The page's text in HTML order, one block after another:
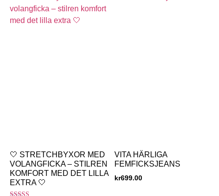
🤍 STRETCHBYXOR MED
VOLANGFICKA – STILREN
KOMFORT MED DET LILLA
EXTRA 🤍
VITA HÄRLIGA
FEMFICKSJEANS
kr699.00